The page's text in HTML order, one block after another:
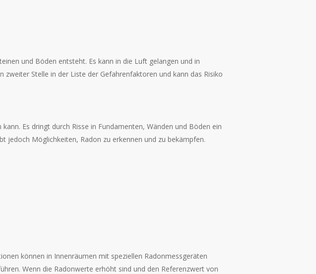
und Böden entsteht. Es kann in die Luft gelangen und in
zweiter Stelle in der Liste der Gefahrenfaktoren und kann das Risiko
Es dringt durch Risse in Fundamenten, Wänden und Böden ein
jedoch Möglichkeiten, Radon zu erkennen und zu bekämpfen.
können in Innenräumen mit speziellen Radonmessgeräten
Wenn die Radonwerte erhöht sind und den Referenzwert von